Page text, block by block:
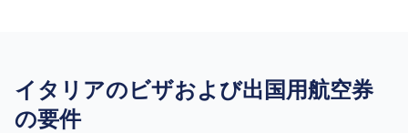
イタリアのビザおよび出国用航空券
の要件